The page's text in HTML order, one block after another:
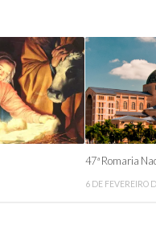
47ª Romaria
6 DE FEVEREIRO